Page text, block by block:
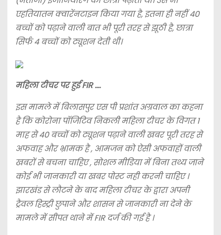
एहतियातन क्वारेंनटाइन किया गया है, इतना ही नहीं 40
बच्चों को पढ़ाने वाली बात भी पूरी तरह से झूठी है, छात्रा
सिर्फ 4 बच्चों को ट्यूशन देती थी।
महिला टीचर पर हुई FIR ….
इस मामले में बिलासपुर एस पी प्रशांत अग्रवाल का कहना
है कि कोरोना पॉजिटिव निकली महिला टीचर के विगत 1
माह से 40 बच्चों को ट्यूशन पढ़ाने वाली खबर पूरी तरह से
अफवाह और भ्रामक है , आमजन को ऐसी अफवाहों वाली
खबरों से बचना चाहिए , सोशल मीडिया में बिना तथ्य जाने
कोई भी जानकारी या खबर पोस्ट नही करनी चाहिए ।
झारखंड से लौटने के बाद महिला टीचर के द्वारा अपनी
ट्रैवल हिस्ट्री छुपाने और शासन से जानकारी ना देने के
मामले में सीपत थाने में FIR दर्ज की गई है ।